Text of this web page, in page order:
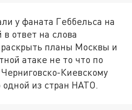
у фаната Геббельса на
ответ на слова
планы Москвы и
атаке не то что по
Киевскому
из стран НАТО.